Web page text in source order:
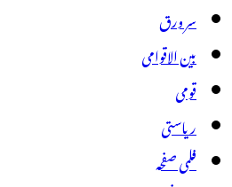
سر ورق
بین الاقوامی
قومی
ریاستی
فلمی صفحہ